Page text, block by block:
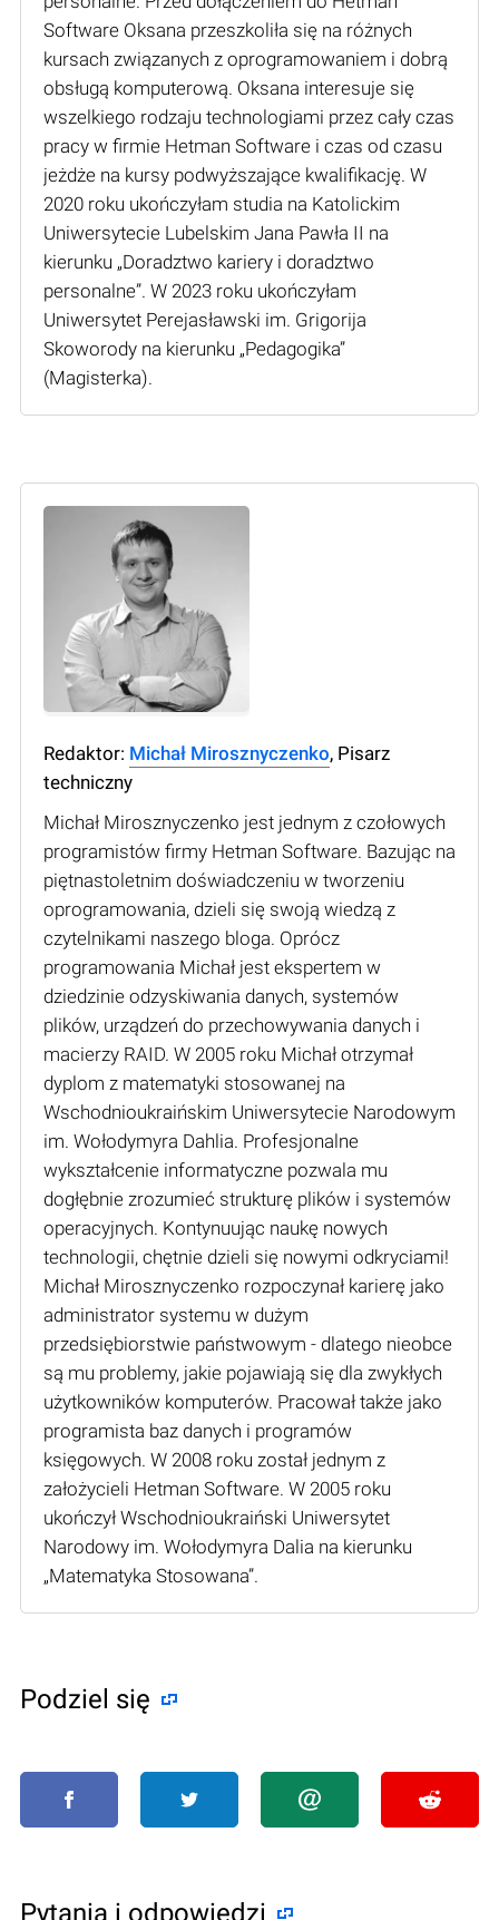
Software Oksana przeszkoliła się na różnych
kursach związanych z oprogramowaniem i dobrą
obsługą komputerową. Oksana interesuje się
wszelkiego rodzaju technologiami przez cały czas
pracy w firmie Hetman Software i czas od czasu
jeżdże na kursy podwyższające kwalifikację. W
2020 roku ukończyłam studia na Katolickim
Uniwersytecie Lubelskim Jana Pawła II na
kierunku „Doradztwo kariery i doradztwo
personalne”. W 2023 roku ukończyłam
Uniwersytet Perejasławski im. Grigorija
Skoworody na kierunku „Pedagogika”
(Мagisterka).
Redaktor: Michał Mirosznyczenko, Pisarz
techniczny
Michał Mirosznyczenko jest jednym z czołowych
programistów firmy Hetman Software. Bazując na
piętnastoletnim doświadczeniu w tworzeniu
oprogramowania, dzieli się swoją wiedzą z
czytelnikami naszego bloga. Oprócz
programowania Michał jest ekspertem w
dziedzinie odzyskiwania danych, systemów
plików, urządzeń do przechowywania danych i
macierzy RAID. W 2005 roku Michał otrzymał
dyplom z matematyki stosowanej na
Wschodnioukraińskim Uniwersytecie Narodowym
im. Wołodymyra Dahlia. Profesjonalne
wykształcenie informatyczne pozwala mu
dogłębnie zrozumieć strukturę plików i systemów
operacyjnych. Kontynuując naukę nowych
technologii, chętnie dzieli się nowymi odkryciami!
Michał Mirosznyczenko rozpoczynał karierę jako
administrator systemu w dużym
przedsiębiorstwie państwowym - dlatego nieobce
są mu problemy, jakie pojawiają się dla zwykłych
użytkowników komputerów. Pracował także jako
programista baz danych i programów
księgowych. W 2008 roku został jednym z
założycieli Hetman Software. W 2005 roku
ukończył Wschodnioukraiński Uniwersytet
Narodowy im. Wołodymyra Dalia na kierunku
„Matematyka Stosowana”.
Podziel się
Pytania i odpowiedzi